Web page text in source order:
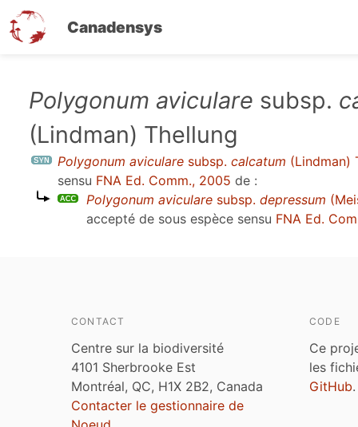
Canadensys
contenu
principal
Polygonum aviculare subsp.
(Lindman) Thellung
Polygonum aviculare subsp. calcatum (Lindman)
sensu FNA Ed. Comm., 2005 de :
Polygonum aviculare subsp. depressum
accepté de sous espèce sensu FNA Ed.
CONTACT
Centre sur la biodiversité
4101 Sherbrooke Est
Montréal, QC, H1X 2B2, Canada
Contacter le gestionnaire de
CODE
Ce
les
GitHub.